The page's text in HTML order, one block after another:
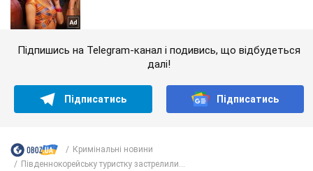
Підпишись на Telegram-канал і подивись, що відбудеться
далі!
Підписатись Підписатись
Кримінальні новини
Південнокорейську туристку застрелили...